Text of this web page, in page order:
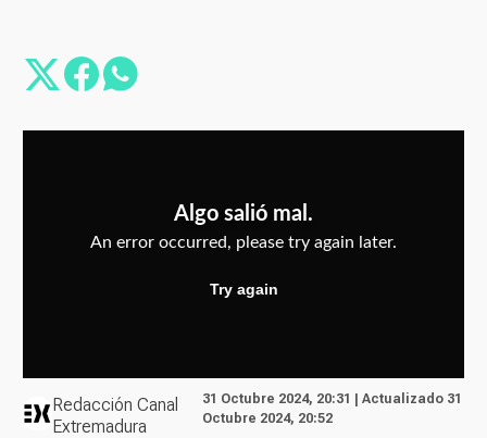
Redacción Canal
Extremadura
31 Octubre 2024, 20:31 | Actualizado 31
Octubre 2024, 20:52